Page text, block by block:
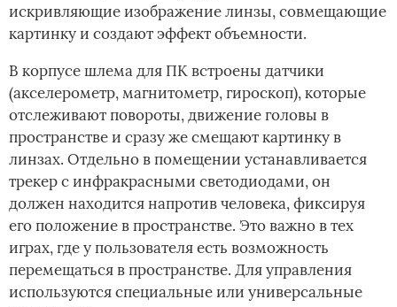
искривляющие изображение линзы, совмещающие
картинку и создают эффект объемности.
В корпусе шлема для ПК встроены датчики
(акселерометр, магнитометр, гироскоп), которые
отслеживают повороты, движение головы в
пространстве и сразу же смещают картинку в
линзах. Отдельно в помещении устанавливается
трекер с инфракрасными светодиодами, он
должен находится напротив человека, фиксируя
его положение в пространстве. Это важно в тех
играх, где у пользователя есть возможность
перемещаться в пространстве. Для управления
используются специальные или универсальные